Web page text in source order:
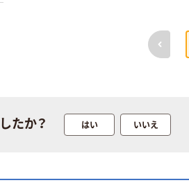
前へ
たか？ はい いいえ
ラルミネラルウ
ォーター 500ml
レス 10本